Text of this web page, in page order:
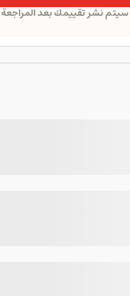
سيتم نشر تقييمك بعد المراجعة